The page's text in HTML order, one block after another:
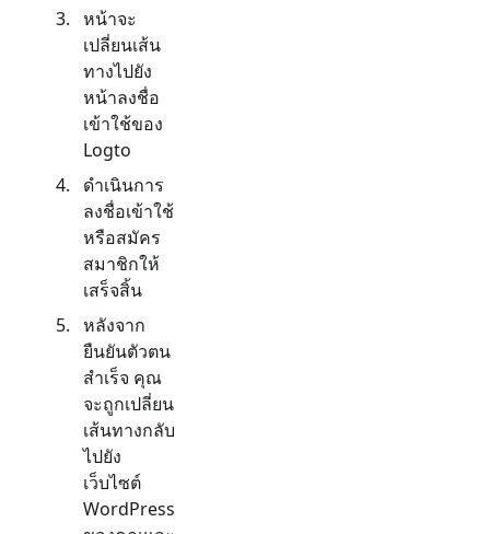
หน้าจะ
เปลี่ยนเส้น
ทางไปยัง
หน้าลงชื่อ
เข้าใช้ของ
Logto
ดำเนินการ
ลงชื่อเข้าใช้
หรือสมัคร
สมาชิกให้
เสร็จสิ้น
หลังจาก
ยืนยันตัวตน
สำเร็จ คุณ
จะถูกเปลี่ยน
เส้นทางกลับ
ไปยัง
เว็บไซต์
WordPress